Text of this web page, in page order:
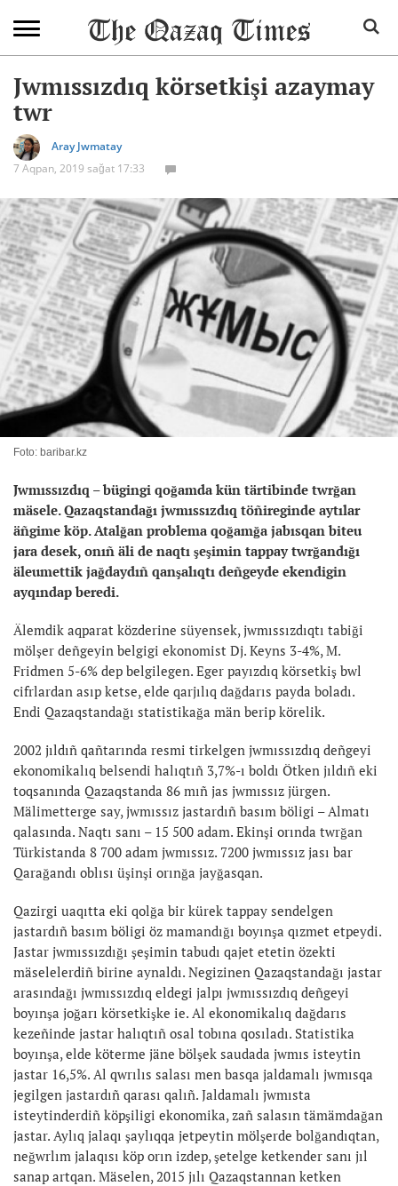
Jwmıssızdıq körsetkişi azaymay
twr
Aray Jwmatay
7 Aqpan, 2019 sağat 17:33
Foto: baribar.kz
Jwmıssızdıq – bügingi qoğamda kün tärtibinde twrğan
mäsele. Qazaqstandağı jwmıssızdıq töñireginde aytılar
äñgime köp. Atalğan problema qoğamğa jabısqan biteu
jara desek, onıñ äli de naqtı şeşimin tappay twrğandığı
äleumettik jağdaydıñ qanşalıqtı deñgeyde ekendigin
ayqındap beredi.
Älemdik aqparat közderine süyensek, jwmıssızdıqtı tabiği
mölşer deñgeyin belgigi ekonomist Dj. Keyns 3-4%, M.
Fridmen 5-6% dep belgilegen. Eger payızdıq körsetkiş bwl
cifrlardan asıp ketse, elde qarjılıq dağdarıs payda boladı.
Endi Qazaqstandağı statistikağa män berip körelik.
2002 jıldıñ qañtarında resmi tirkelgen jwmıssızdıq deñgeyi
ekonomikalıq belsendi halıqtıñ 3,7%-ı boldı Ötken jıldıñ eki
toqsanında Qazaqstanda 86 mıñ jas jwmıssız jürgen.
Mälimetterge say, jwmıssız jastardıñ basım böligi – Almatı
qalasında. Naqtı sanı – 15 500 adam. Ekinşi orında twrğan
Türkistanda 8 700 adam jwmıssız. 7200 jwmıssız jası bar
Qarağandı oblısı üşinşi orınğa jayğasqan.
Qazirgi uaqıtta eki qolğa bir kürek tappay sendelgen
jastardıñ basım böligi öz mamandığı boyınşa qızmet etpeydi.
Jastar jwmıssızdığı şeşimin tabudı qajet etetin özekti
mäselelerdiñ birine aynaldı. Negizinen Qazaqstandağı jastar
arasındağı jwmıssızdıq eldegi jalpı jwmıssızdıq deñgeyi
boyınşa joğarı körsetkişke ie. Al ekonomikalıq dağdarıs
kezeñinde jastar halıqtıñ osal tobına qosıladı. Statistika
boyınşa, elde köterme jäne bölşek saudada jwmıs isteytin
jastar 16,5%. Al qwrılıs salası men basqa jaldamalı jwmısqa
jegilgen jastardıñ qarası qalıñ. Jaldamalı jwmısta
isteytinderdiñ köpşiligi ekonomika, zañ salasın tämämdağan
jastar. Aylıq jalaqı şaylıqqa jetpeytin mölşerde bolğandıqtan,
neğwrlım jalaqısı köp orın izdep, şetelge ketkender sanı jıl
sanap artqan. Mäselen, 2015 jılı Qazaqstannan ketken